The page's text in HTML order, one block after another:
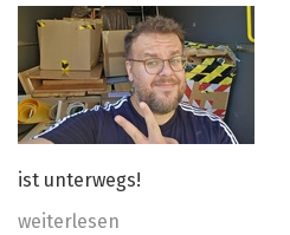
ist unterwegs!
weiterlesen